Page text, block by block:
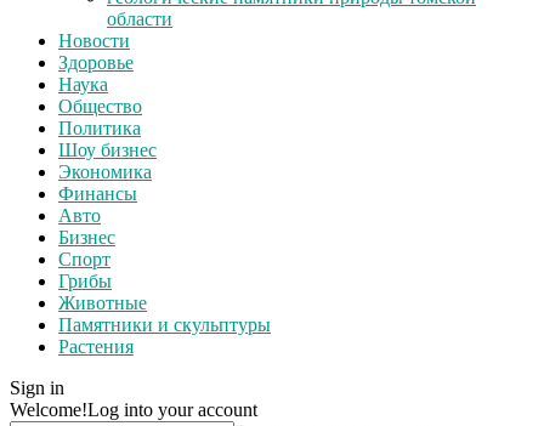
области
Новости
Здоровье
Наука
Общество
Политика
Шоу бизнес
Экономика
Финансы
Авто
Бизнес
Спорт
Грибы
Животные
Памятники и скульптуры
Растения
Sign in
Welcome!Log into your account